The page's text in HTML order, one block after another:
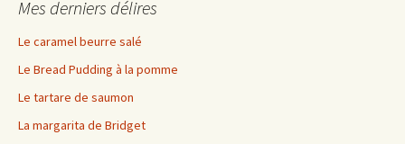
Mes derniers délires
Le caramel beurre salé
Le Bread Pudding à la pomme
Le tartare de saumon
La margarita de Bridget